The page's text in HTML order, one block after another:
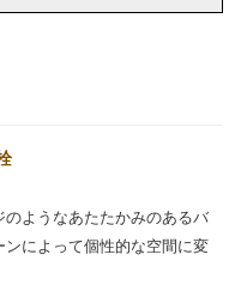
ようなあたたかみのあるバ
によって個性的な空間に変